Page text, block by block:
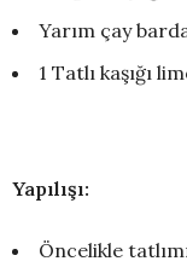
Yarım çay
1 Tatlı kaşığı
Yapılışı:
Öncelikle